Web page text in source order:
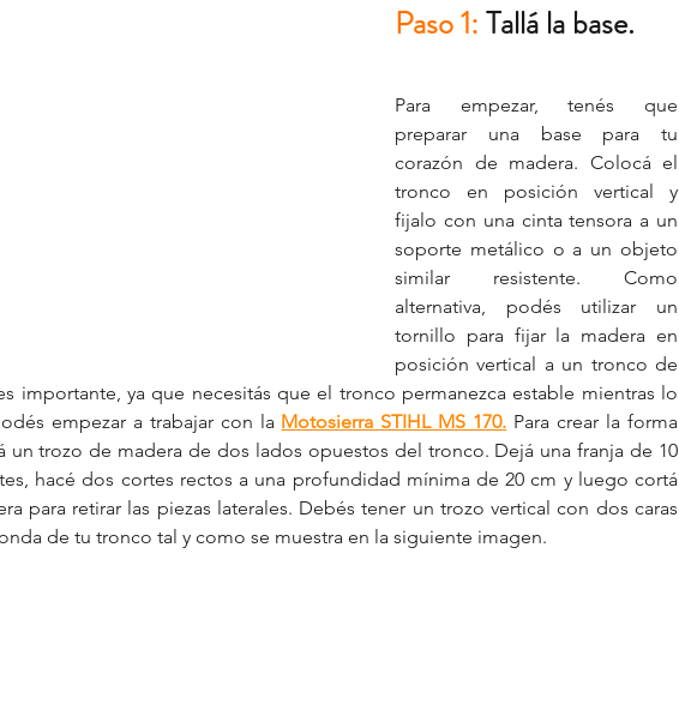
Paso 1: Tallá la base.
Para empezar, tenés que
preparar una base para tu
corazón de madera. Colocá el
tronco en posición vertical y
fijalo con una cinta tensora a un
soporte metálico o a un objeto
similar resistente. Como
alternativa, podés utilizar un
tornillo para fijar la madera en
posición vertical a un tronco de
importante, ya que necesitás que el tronco permanezca estable mientras lo
empezar a trabajar con la Motosierra STIHL MS 170. Para crear la forma
un trozo de madera de dos lados opuestos del tronco. Dejá una franja de 10
hacé dos cortes rectos a una profundidad mínima de 20 cm y luego cortá
para retirar las piezas laterales. Debés tener un trozo vertical con dos caras
de tu tronco tal y como se muestra en la siguiente imagen.